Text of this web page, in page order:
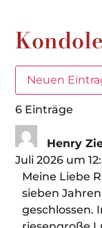
6 Einträge
Henry
Juli 2026 um
Meine Liebe
sieben
geschlossen.